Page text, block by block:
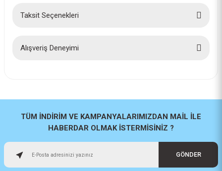
Taksit Seçenekleri
Alışveriş Deneyimi
orijinal
H... U... | 02/06/2026
TÜM İNDİRİM VE KAMPANYALARIMIZDAN MAİL İLE
HABERDAR OLMAK İSTERMİSİNİZ ?
GÖNDER